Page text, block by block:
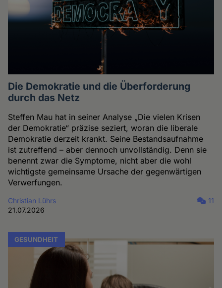
Die Demokratie und die Überforderung
durch das Netz
Steffen Mau hat in seiner Analyse „Die vielen Krisen
der Demokratie“ präzise seziert, woran die liberale
Demokratie derzeit krankt. Seine Bestandsaufnahme
ist zutreffend – aber dennoch unvollständig. Denn sie
benennt zwar die Symptome, nicht aber die wohl
wichtigste gemeinsame Ursache der gegenwärtigen
Verwerfungen.
Christian Lührs
21.07.2026
11
GESUNDHEIT